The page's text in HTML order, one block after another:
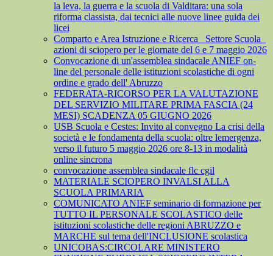
la leva, la guerra e la scuola di Valditara: una sola
riforma classista, dai tecnici alle nuove linee guida dei
licei
Comparto e Area Istruzione e Ricerca_ Settore Scuola_
azioni di sciopero per le giornate del 6 e 7 maggio 2026
Convocazione di un'assemblea sindacale ANIEF on-
line del personale delle istituzioni scolastiche di ogni
ordine e grado dell' Abruzzo
FEDERATA-RICORSO PER LA VALUTAZIONE
DEL SERVIZIO MILITARE PRIMA FASCIA (24
MESI) SCADENZA 05 GIUGNO 2026
USB Scuola e Cestes: Invito al convegno La crisi della
società e le fondamenta della scuola: oltre lemergenza,
verso il futuro 5 maggio 2026 ore 8-13 in modalità
online sincrona
convocazione assemblea sindacale flc cgil
MATERIALE SCIOPERO INVALSI ALLA
SCUOLA PRIMARIA
COMUNICATO ANIEF seminario di formazione per
TUTTO IL PERSONALE SCOLASTICO delle
istituzioni scolastiche delle regioni ABRUZZO e
MARCHE sul tema dell'INCLUSIONE scolastica
UNICOBAS:CIRCOLARE MINISTERO